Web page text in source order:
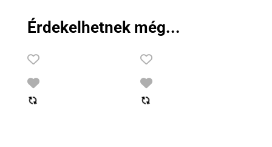
Érdekelhetnek még...